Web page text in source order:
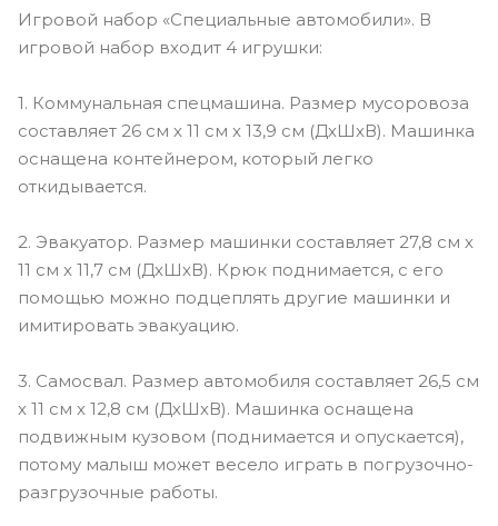
Игровой набор «Специальные автомобили». В
игровой набор входит 4 игрушки:
1. Коммунальная спецмашина. Размер мусоровоза
составляет 26 см х 11 см х 13,9 см (ДхШхВ). Машинка
оснащена контейнером, который легко
откидывается.
2. Эвакуатор. Размер машинки составляет 27,8 см х
11 см х 11,7 см (ДхШхВ). Крюк поднимается, с его
помощью можно подцеплять другие машинки и
имитировать эвакуацию.
3. Самосвал. Размер автомобиля составляет 26,5 см
х 11 см х 12,8 см (ДхШхВ). Машинка оснащена
подвижным кузовом (поднимается и опускается),
потому малыш может весело играть в погрузочно-
разгрузочные работы.